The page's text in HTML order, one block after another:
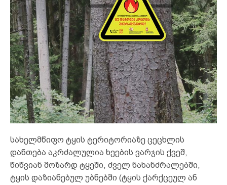
სახელმწიფო ტყის ტერიტორიაზე ცეცხლის
დანთება აკრძალულია ხეების ვარჯის ქვეშ,
წიწვიან მოზარდ ტყეში, ძველ ნახანძრალებში,
ტყის დაზიანებულ უბნებში (ტყის ქარქცეულ ან